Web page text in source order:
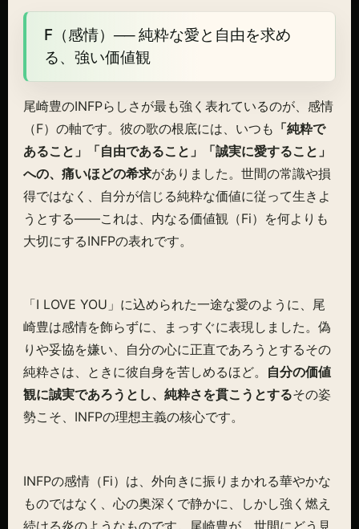
F（感情）── 純粋な愛と自由を求め
る、強い価値観
尾崎豊のINFPらしさが最も強く表れているのが、感情
（F）の軸です。彼の歌の根底には、いつも 「純粋で
あること」「自由であること」「誠実に愛すること」
への、痛いほどの希求がありました。世間の常識や損
得ではなく、自分が信じる純粋な価値に従って生きよ
うとする——これは、内なる価値観（Fi）を何よりも
大切にするINFPの表れです。
「I LOVE YOU」に込められた一途な愛のように、尾
崎豊は感情を飾らずに、まっすぐに表現しました。偽
りや妥協を嫌い、自分の心に正直であろうとするその
純粋さは、ときに彼自身を苦しめるほど。 自分の価値
観に誠実であろうとし、純粋さを貫こうとするその姿
勢こそ、INFPの理想主義の核心です。
INFPの感情（Fi）は、外向きに振りまかれる華やかな
ものではなく、心の奥深くで静かに、しかし強く燃え
続ける炎のようなものです。尾崎豊が、世間にどう見